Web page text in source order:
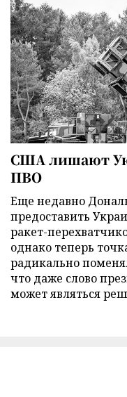
США лишают
ПВО
Еще недавно
предоставить
ракет-
однако теперь
радикально
что даже слово
может являться